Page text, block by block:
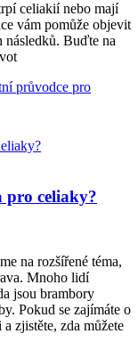
celiakií nebo mají
vám pomůže objevit
následků. Buďte na
průvodce pro
pro celiaky?
na rozšířené téma,⁢
Mnoho lidí
jsou brambory
Pokud se zajímáte o⁣
zjistěte, zda můžete